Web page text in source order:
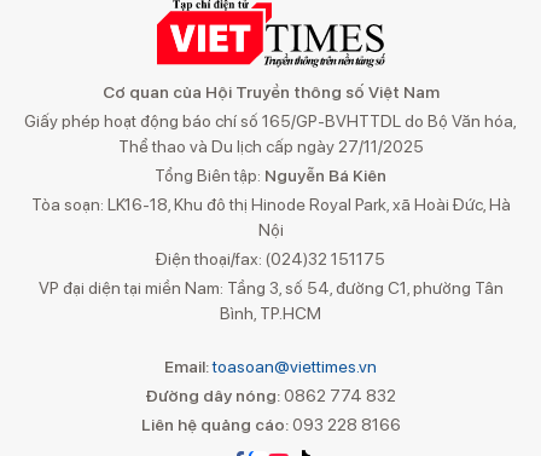
Cơ quan của Hội Truyền thông số Việt Nam
Giấy phép hoạt động báo chí số 165/GP-BVHTTDL do Bộ Văn hóa,
Thể thao và Du lịch cấp ngày 27/11/2025
Tổng Biên tập: Nguyễn Bá Kiên
Tòa soạn: LK16-18, Khu đô thị Hinode Royal Park, xã Hoài Đức, Hà
Nội
Điện thoại/fax: (024)32 151175
VP đại diện tại miền Nam: Tầng 3, số 54, đường C1, phường Tân
Bình, TP.HCM
Email:toasoan@viettimes.vn
Đường dây nóng: 0862 774 832
Liên hệ quảng cáo:093 228 8166